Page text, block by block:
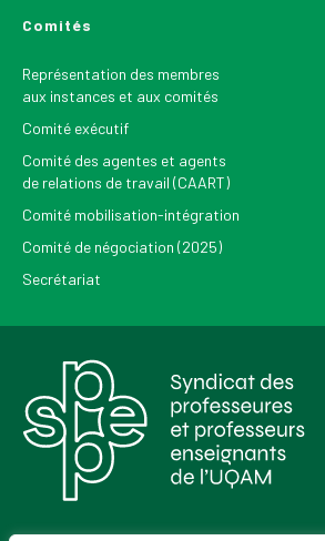
Comités
Représentation des membres
aux instances et aux comités
Comité exécutif
Comité des agentes et agents
de relations de travail (CAART)
Comité mobilisation-intégration
Comité de négociation (2025)
Secrétariat